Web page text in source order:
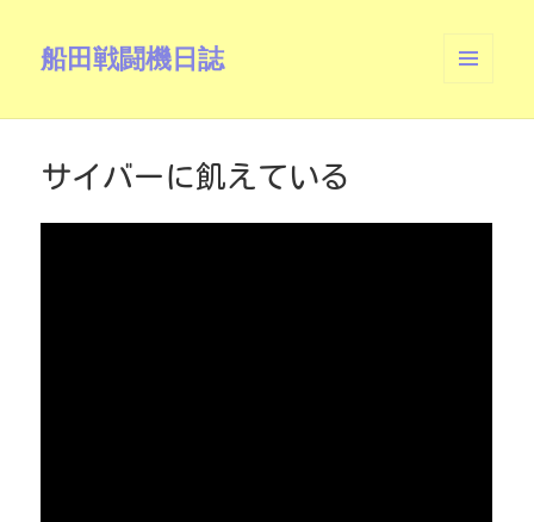
船田戦闘機日誌
ーとウ
サイバーに飢えている